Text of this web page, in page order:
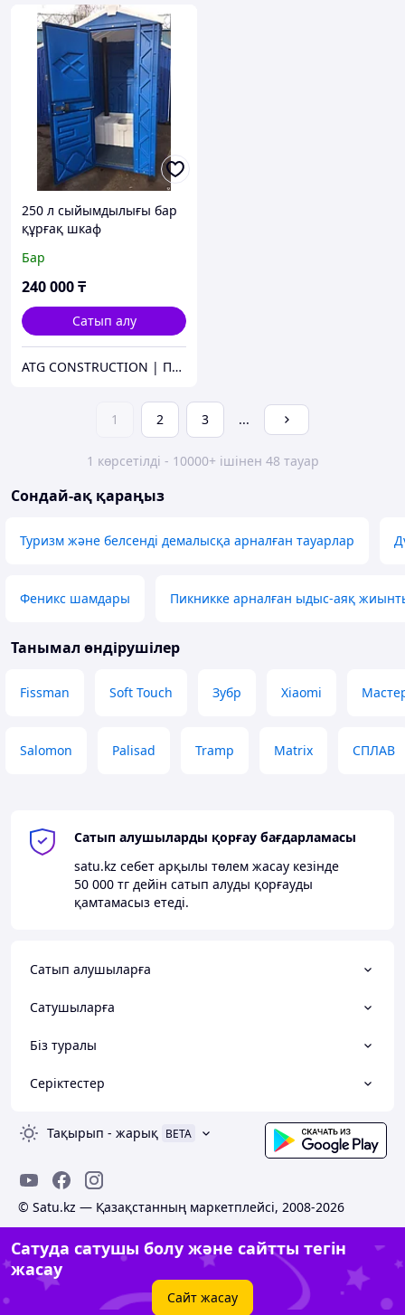
250 л сыйымдылығы бар
құрғақ шкаф
Бар
240 000₸
Сатып алу
ATG CONSTRUCTION | Продажа и аренда строительного оборудования, газона, биотуалетов
1 2 3 ...
1 көрсетілді - 10000+ ішінен 48 тауар
Сондай-ақ қараңыз
Туризм және белсенді демалысқа арналған тауарлар
Феникс шамдары Пикникке арналған ыдыс-аяқ
Танымал өндірушілер
Fissman Soft Touch Зубр Xiaomi
Salomon Palisad Tramp Matrix СПЛАВ
Сатып алушыларды қорғау бағдарламасы
satu.kz себет арқылы төлем жасау кезінде
50 000 тг дейін сатып алуды қорғауды
қамтамасыз етеді.
Сатып алушыларға
Сатушыларға
Біз туралы
Серіктестер
Тақырып - жарық BETA
© Satu.kz — Қазақстанның маркетплейсі, 2008-2026
Сатуда сатушы болу және сайтты тегін
жасау
Сайт жасау